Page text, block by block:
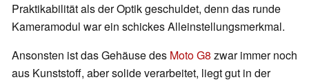
Praktikabilität als der Optik geschuldet, denn das runde
Kameramodul war ein schickes Alleinstellungsmerkmal.
Ansonsten ist das Gehäuse des Moto G8 zwar immer noch
aus Kunststoff, aber solide verarbeitet, liegt gut in der